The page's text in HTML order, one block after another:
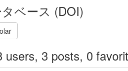
ベース (DOI)
users, 3 posts, 0